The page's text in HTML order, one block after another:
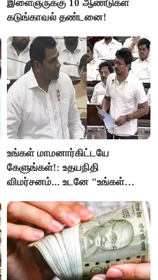
இளைஞருக்கு 10 ஆண்டுகள்
கடுங்காவல் தண்டனை!
உங்கள் மாமனார்கிட்டயே
கேளுங்கள்!: உதயநிதி
விமர்சனம்... உடனே "உங்கள்
ஆதவ் அர்ஜுனா பதிலடி!